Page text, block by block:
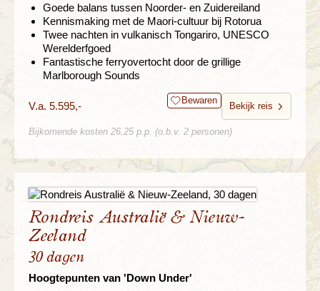
Goede balans tussen Noorder- en Zuidereiland
Kennismaking met de Maori-cultuur bij Rotorua
Twee nachten in vulkanisch Tongariro, UNESCO
Werelderfgoed
Fantastische ferryovertocht door de grillige
Marlborough Sounds
V.a. 5.595,- Bewaren
Bekijk reis
Bijkomende kosten 26,25 p.p. (o.b.v. 2 personen)
Rondreis Australië & Nieuw-
Zeeland
30 dagen
Hoogtepunten van 'Down Under'